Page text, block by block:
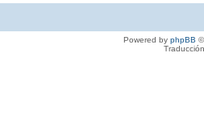
Powered by phpBB